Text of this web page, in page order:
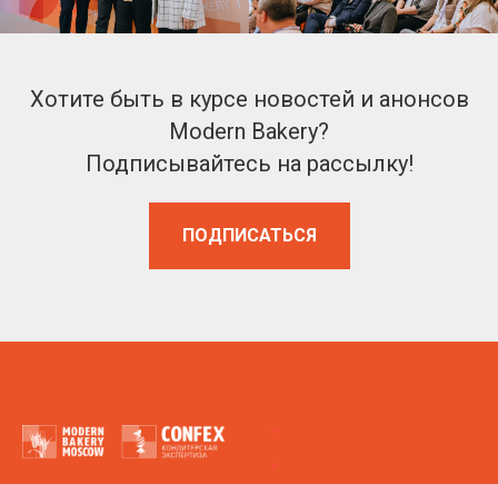
Хотите быть в курсе новостей и анонсов
Modern Bakery?
Подписывайтесь на рассылку!
ПОДПИСАТЬСЯ